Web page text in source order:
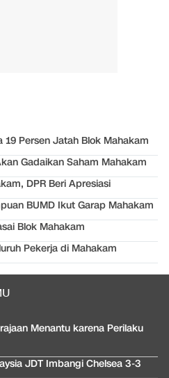
Persen Jatah Blok Mahakam
Gadaikan Saham Mahakam
DPR Beri Apresiasi
BUMD Ikut Garap Mahakam
Blok Mahakam
Pekerja di Mahakam
Menantu karena Perilaku
JDT Imbangi Chelsea 3-3